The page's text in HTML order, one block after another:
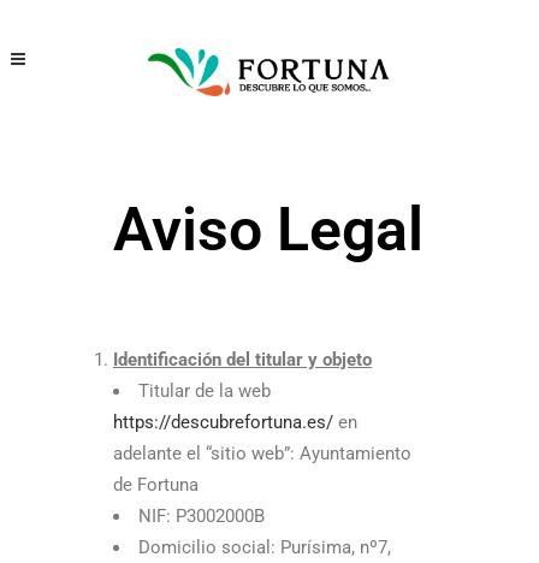
Aviso Legal
Identificación del titular y objeto
Titular de la web
https://descubrefortuna.es/ en
adelante el “sitio web”: Ayuntamiento
de Fortuna
NIF: P3002000B
Domicilio social: Purísima, nº7,